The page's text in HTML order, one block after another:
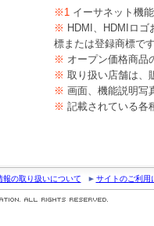
※1 イーサネット機
※ HDMI、HDMIロ
標または登録商標で
※ オープン価格商品
※ 取り扱い店舗は、
※ 画面、機能説明写
※ 記載されている各
報の取り扱いについて サイトのご利用